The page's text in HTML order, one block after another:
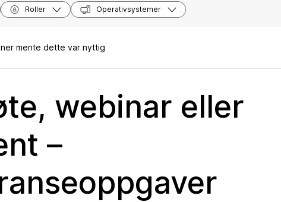
Roller Operativsystemer
mente dette var nyttig
webinar eller
–